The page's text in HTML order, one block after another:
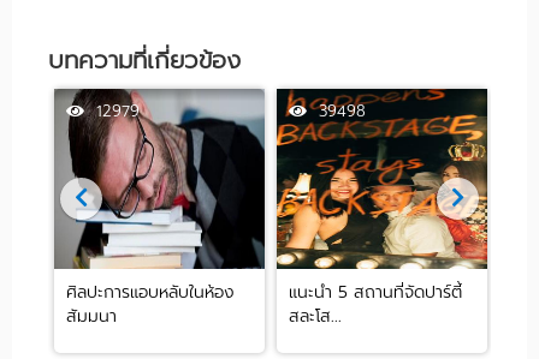
บทความที่เกี่ยวข้อง
12979
ศิลปะการแอบหลับในห้อง
สัมมนา
39498
แนะนำ 5 สถานที่จัดปาร์ตี้
สละโส...